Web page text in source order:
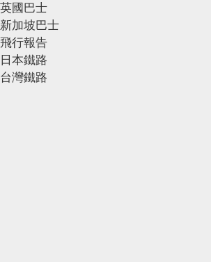
英國巴士
新加坡巴士
飛行報告
日本鐵路
台灣鐵路